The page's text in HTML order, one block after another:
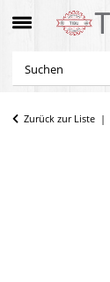
Zurück zur Liste